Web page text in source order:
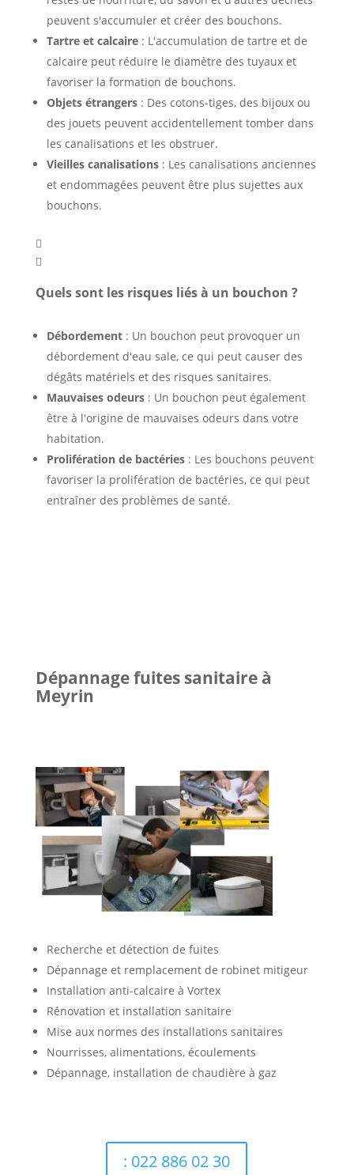
peuvent s'accumuler et créer des bouchons.
Tartre et calcaire: L'accumulation de tartre et de
calcaire peut réduire le diamètre des tuyaux et
favoriser la formation de bouchons.
Objets étrangers: Des cotons-tiges, des bijoux ou
des jouets peuvent accidentellement tomber dans
les canalisations et les obstruer.
Vieilles canalisations: Les canalisations anciennes
et endommagées peuvent être plus sujettes aux
bouchons.


Quels sont les risques liés à un bouchon ?
Débordement: Un bouchon peut provoquer un
débordement d'eau sale, ce qui peut causer des
dégâts matériels et des risques sanitaires.
Mauvaises odeurs: Un bouchon peut également
être à l'origine de mauvaises odeurs dans votre
habitation.
Prolifération de bactéries: Les bouchons peuvent
favoriser la prolifération de bactéries, ce qui peut
entraîner des problèmes de santé.
Dépannage fuites sanitaire à
Meyrin
Recherche et détection de fuites
Dépannage et remplacement de robinet mitigeur
Installation anti-calcaire à Vortex
Rénovation et installation sanitaire
Mise aux normes des installations sanitaires
Nourrisses, alimentations, écoulements
Dépannage, installation de chaudière à gaz
: 022 886 02 30